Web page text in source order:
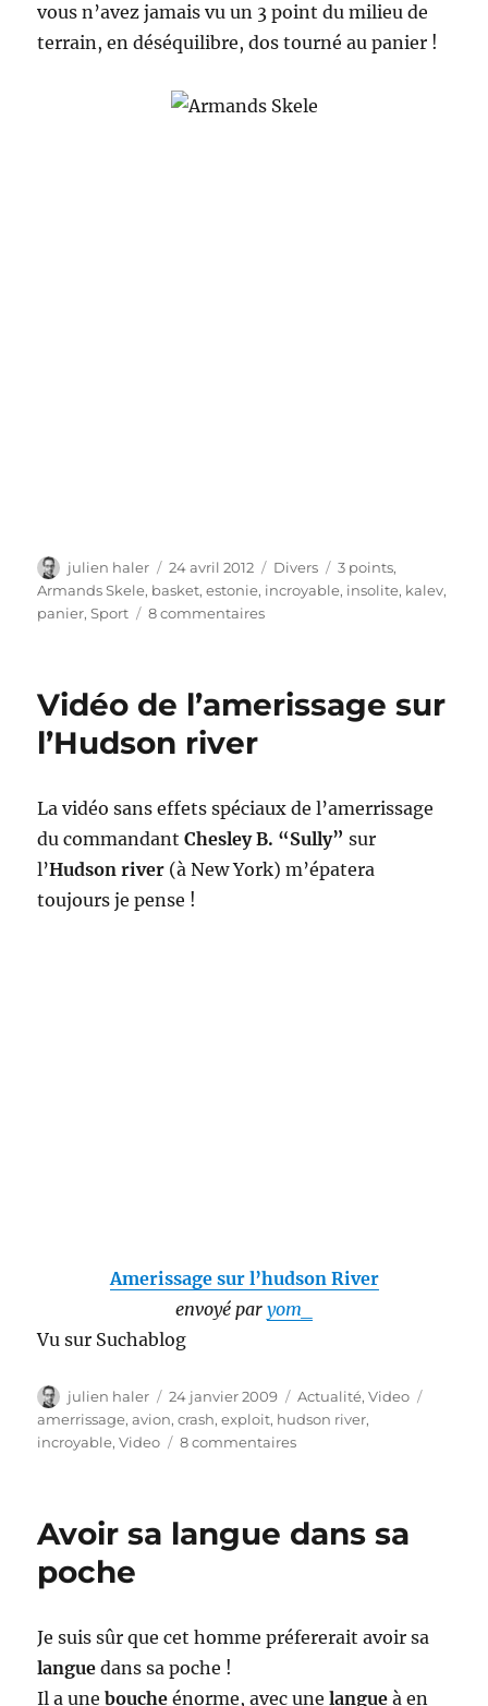
vous n’avez jamais vu un 3 point du milieu de
terrain, en déséquilibre, dos tourné au panier !
Auteur
julien haler
Publié
le
24 avril 2012 Catégories
Divers Étiquettes
3 points,
Armands Skele, basket,estonie, incroyable, insolite, kalev,
panier,Sport 8 commentairessur
panier
l’année
Vidéo de l’amerissage sur
l’Hudson river
La vidéo sans effets spéciaux de l’amerrissage
du commandantChesley B. “Sully” sur
l’Hudson river (à New York) m’épatera
toujours je pense !
Amerissage sur l’hudson River
envoyé par yom_
Vu sur Suchablog
Auteur
julien haler
Publié
le
24 janvier 2009 Catégories
Actualité,Video
amerrissage,avion,crash,exploit, hudson river,
incroyable,Video 8 commentairessur
sur
Avoir sa langue dans sa
poche
Je suis sûr que cet homme préfererait avoir sa
languedans sa poche !
Il a uneboucheénorme, avec unelangueà en